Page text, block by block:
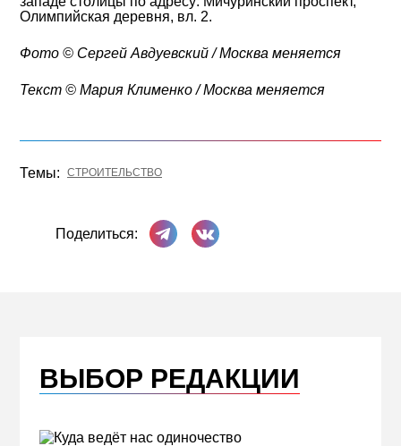
Олимпийская деревня, вл. 2.
Фото © Сергей Авдуевский / Москва меняется
Текст © Мария Клименко / Москва меняется
Темы: СТРОИТЕЛЬСТВО
Поделиться:
Поделиться в Телеграме
Поделиться ВКонтакте
ВЫБОР РЕДАКЦИИ